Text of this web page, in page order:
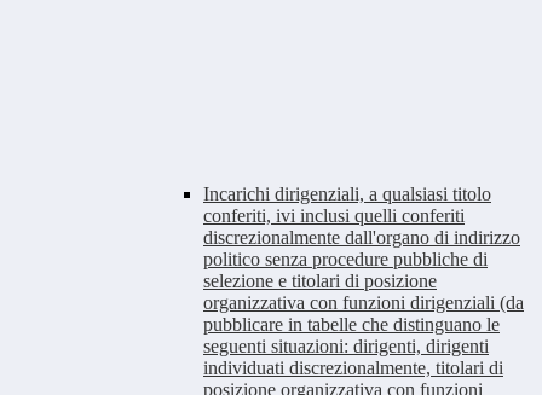
Incarichi dirigenziali, a qualsiasi titolo
conferiti, ivi inclusi quelli conferiti
discrezionalmente dall'organo di indirizzo
politico senza procedure pubbliche di
selezione e titolari di posizione
organizzativa con funzioni dirigenziali (da
pubblicare in tabelle che distinguano le
seguenti situazioni: dirigenti, dirigenti
individuati discrezionalmente, titolari di
posizione organizzativa con funzioni